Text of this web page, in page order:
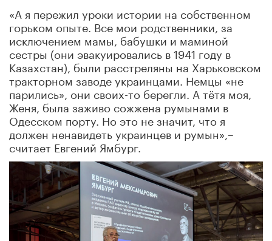
«А я пережил уроки истории на собственном
горьком опыте. Все мои родственники, за
исключением мамы, бабушки и маминой
сестры (они эвакуировались в 1941 году в
Казахстан), были расстреляны на Харьковском
тракторном заводе украинцами. Немцы «не
парились», они своих-то берегли. А тётя моя,
Женя, была заживо сожжена румынами в
Одесском порту. Но это не значит, что я
должен ненавидеть украинцев и румын»,–
считает Евгений Ямбург.